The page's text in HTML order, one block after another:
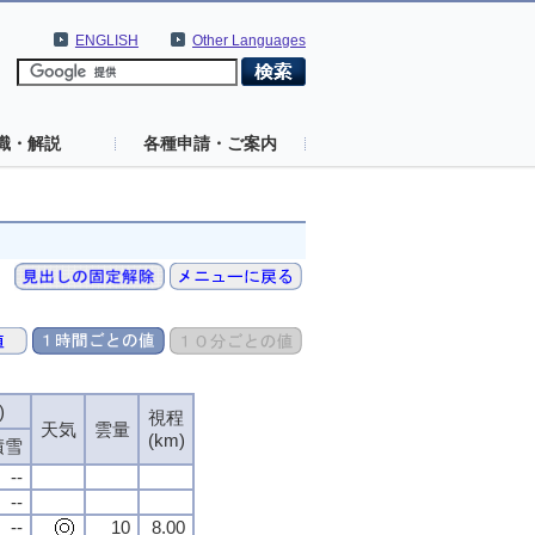
Other Languages
ENGLISH
・解説 各種申請・ご案内
天気
雲量
視程
(km)
雪
--
--
-- 10
8.00
天気
雲量
視程
(km)
雪
--
--
-- 10
8.00
天気
雲量
視程
(km)
雪
--
--
-- 10
8.00
天気
雲量
視程
(km)
雪
--
--
-- 10
8.00